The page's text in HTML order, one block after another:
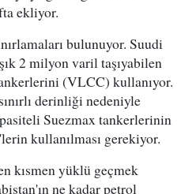
ekliyor.
bulunuyor. Suudi
2 milyon varil taşıyabilen
(VLCC) kullanıyor.
derinliği nedeniyle
Suezmax tankerlerinin
kullanılması gerekiyor.
kısmen yüklü geçmek
ne kadar petrol